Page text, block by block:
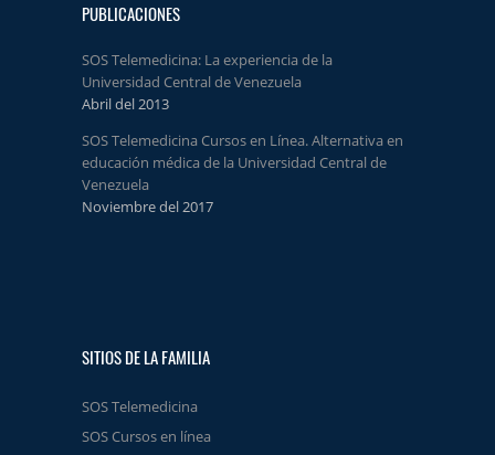
PUBLICACIONES
SOS Telemedicina: La experiencia de la
Universidad Central de Venezuela
Abril del 2013
SOS Telemedicina Cursos en Línea. Alternativa en
educación médica de la Universidad Central de
Venezuela
Noviembre del 2017
SITIOS DE LA FAMILIA
SOS Telemedicina
SOS Cursos en línea